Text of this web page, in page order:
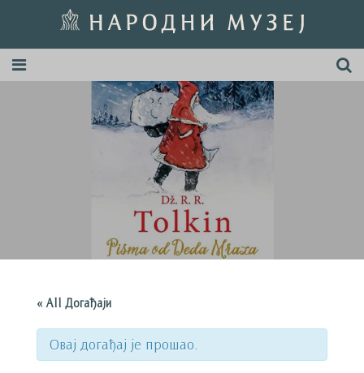
« All Догађаји
Овај догађај је прошао.